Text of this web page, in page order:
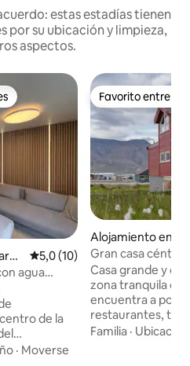
estas estadías tienen
por su ubicación y limpieza,
aspectos.
más destacados
Calificación promedio: 5,0 de
5,0 (10)
agua
de la
autobús
· Moverse
Favorito entre
Favorito entre
Alojamiento en
Gran casa
dormitorios/10
Casa grande y
zona tranquila de
encuentra a poca
restaurantes,
zonas
Familia · Ubicación